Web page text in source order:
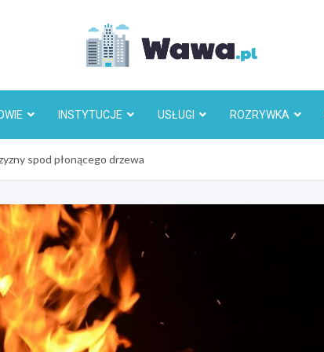
INSTYTUCJE USŁUGI ROZRYWKA
spod płonącego drzewa